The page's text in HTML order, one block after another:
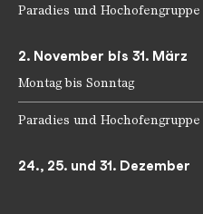
Paradies und Hochofengruppe
2. November bis 31. März
Montag bis Sonntag
Paradies und Hochofengruppe
24., 25. und 31. Dezember